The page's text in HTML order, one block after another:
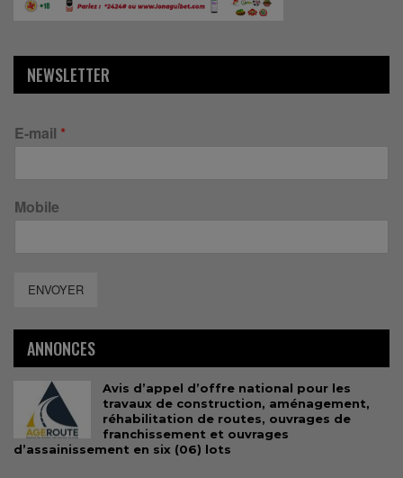
NEWSLETTER
E-mail *
Mobile
ENVOYER
ANNONCES
Avis d’appel d’offre national pour les
travaux de construction, aménagement,
réhabilitation de routes, ouvrages de
franchissement et ouvrages
d’assainissement en six (06) lots